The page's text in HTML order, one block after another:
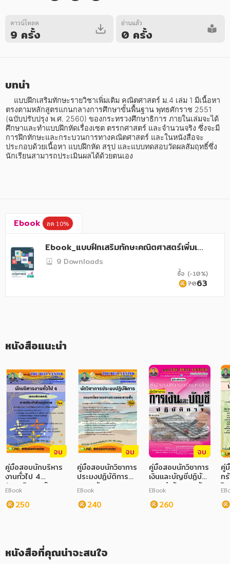
หมวดหมู่หนังสือ
หมวดหมู่ยอดนิยม
หมวดหมู่หนังสือ
อาหาร สุขภาพ การแพทย์
ศิลปะ บันเทิง กีฬา ท่องเที่ยว
การเงิน การลงทุน บริหาร
นิตยสาร หนังสือพิมพ์
ครอบครัว
วรรณกรรม
การเกษตร ชีววิทยา
การเรียน การศึกษา
เทคโนโลยี การสื่อสาร วิทยาศาสตร์
ความรู้ทั่วไป
ดาวน์โหลด
9 ครั้ง
อ่านแล้ว
0 ครั้ง
บทนำ
ตรงตามหลักสูตรแกนกลางการศึกษาขั้นพื้นฐาน พุทธศักราช 2551
(ฉบับปรับปรุง พ.ศ. 2560) ของกระทรวงศึกษาธิการ ภายในเล่มจะได้
ศึกษาและทำแบบฝึกหัดเรื่องเซต ตรรกศาสตร์ และจำนวนจริง ซึ่งจะมี
การฝึกทักษะและกระบวนการทางคณิตศาสตร์ และในหนังสือจะ
ประกอบด้วยเนื้อหา แบบฝึกหัด สรุป และแบบทดสอบวัดผลสัมฤทธิ์ซึ่ง
นักเรียนสามารถประเมินผลได้ด้วยตนเอง
Ebook ลด 10%
Ebook_แบบฝึกเสริมทักษะคณิตศาสตร์เพิ่มเติม
ม.4 เล่ม 1 (หลักสูตร 60)
9 Downloads
ซื้อ (-10%)
7063
หนังสือแนะนำ
จบ
คู่มือสอบนักบริหาร
งานทั่วไป 4
(คอมพิวเตอร์) การ
ประปาส่วนภูมิภาค
EBook
250
จบ
คู่มือสอบนักวิชาการ
ประมงปฏิบัติการ
กรมทรัพยากรทาง
ทะเลและชายฝั่ง
EBook
240
จบ
คู่มือสอบนักวิชาการ
เงินและบัญชีปฏิบัติ
การ สำนักงานปลัด
กระทรวงมหาดไทย
EBook
260
คู่
ท
วิ
หนังสือที่คุณน่าจะสนใจ